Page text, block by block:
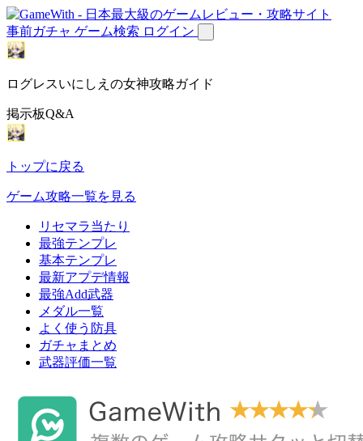
事前ガチャ ゲーム検索 ログイン
ログレスいにしえの女神攻略ガイド
掲示板Q&A
トップに戻る
ゲーム攻略一覧を見る
リセマラ当たり
最強テンプレ
基本テンプレ
最新アプデ情報
最強Add武器
メダル一覧
よく使う防具
ガチャまとめ
武器評価一覧